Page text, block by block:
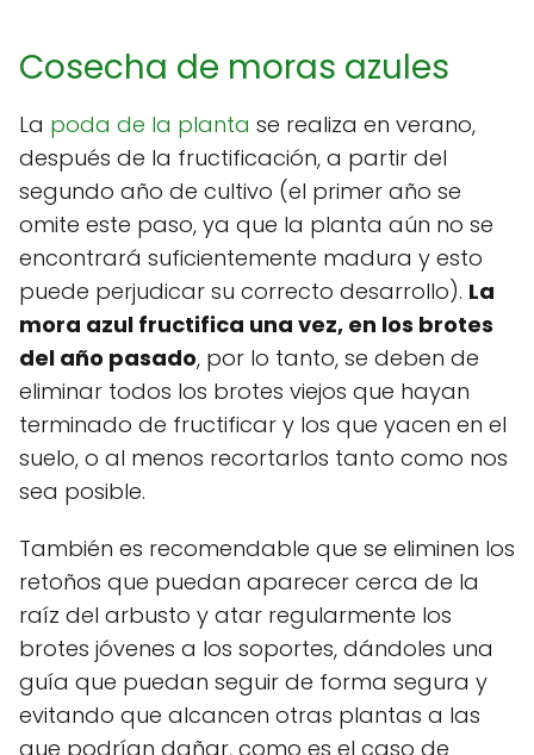
Cosecha de moras azules
La poda de la planta se realiza en verano,
después de la fructificación, a partir del
segundo año de cultivo (el primer año se
omite este paso, ya que la planta aún no se
encontrará suficientemente madura y esto
puede perjudicar su correcto desarrollo). La
mora azul fructifica una vez, en los brotes
del año pasado, por lo tanto, se deben de
eliminar todos los brotes viejos que hayan
terminado de fructificar y los que yacen en el
suelo, o al menos recortarlos tanto como nos
sea posible.
También es recomendable que se eliminen los
retoños que puedan aparecer cerca de la
raíz del arbusto y atar regularmente los
brotes jóvenes a los soportes, dándoles una
guía que puedan seguir de forma segura y
evitando que alcancen otras plantas a las
que podrían dañar, como es el caso de